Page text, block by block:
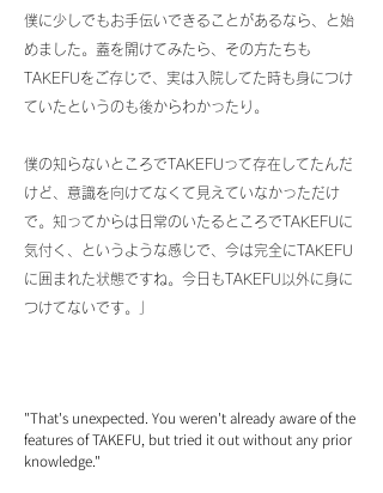
僕に少しでもお手伝いできることがあるなら、と始
めました。蓋を開けてみたら、その方たちも
TAKEFUをご存じで、実は入院してた時も身につけ
ていたというのも後からわかったり。
僕の知らないところでTAKEFUって存在してたんだ
けど、意識を向けてなくて見えていなかっただけ
で。知ってからは日常のいたるところでTAKEFUに
気付く、というような感じで、今は完全にTAKEFU
に囲まれた状態ですね。今日もTAKEFU以外に身に
つけてないです。」
"That's unexpected. You weren't already aware of the
features of TAKEFU, but tried it out without any prior
knowledge."